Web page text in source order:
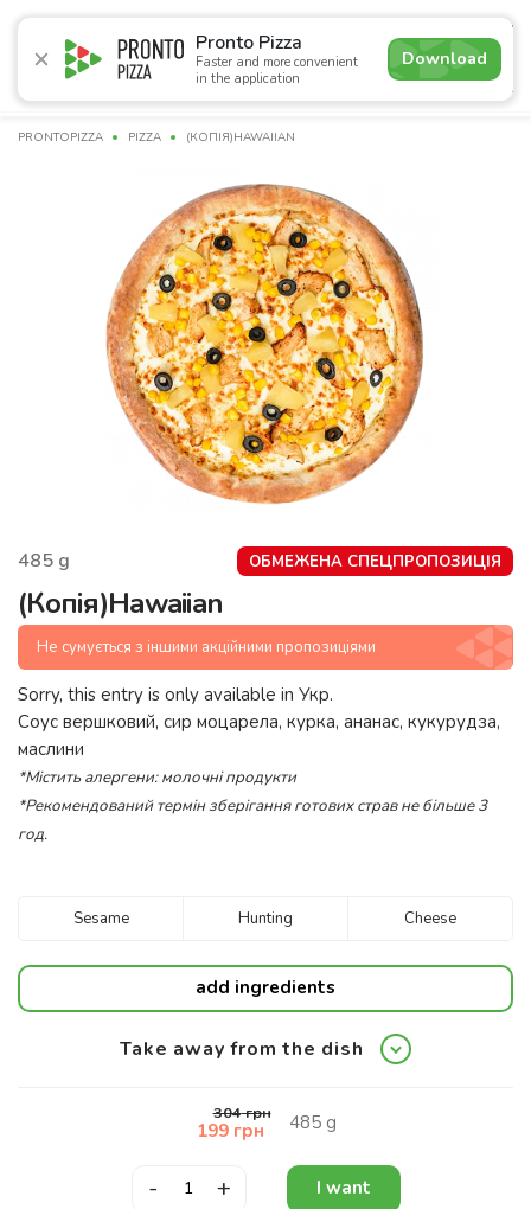
Pronto Pizza
Faster and more convenient
in the application
Download
4.9
Promotions Pizza Sushi Burgers Сombo
PRONTOPIZZA PIZZA (КОПІЯ)HAWAIIAN
485 g ОБМЕЖЕНА СПЕЦПРОПОЗИЦІЯ
(Копія)Hawaiian
Не сумується з іншими акційними пропозиціями
Sorry, this entry is only available in Укр.
Соус вершковий, сир моцарела, курка, ананас, кукурудза,
маслини
*Містить алергени: молочні продукти
*Рекомендований термін зберігання готових страв не більше 3
год.
Sesame Hunting Cheese
add ingredients
Take away from the dish
304грн
199грн 485g
- + I want